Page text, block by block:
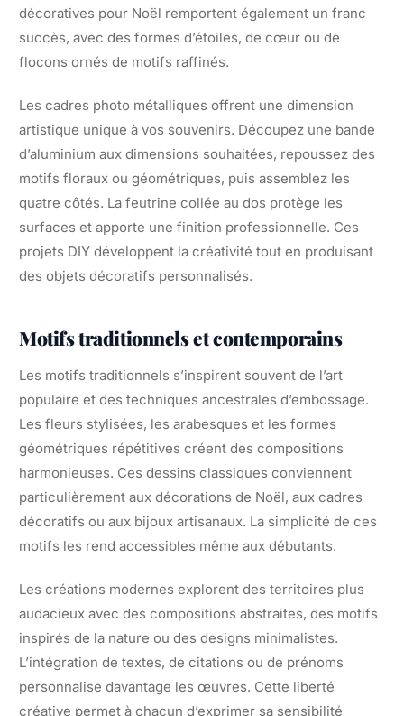
décoratives pour Noël remportent également un franc
succès, avec des formes d’étoiles, de cœur ou de
flocons ornés de motifs raffinés.
Les cadres photo métalliques offrent une dimension
artistique unique à vos souvenirs. Découpez une bande
d’aluminium aux dimensions souhaitées, repoussez des
motifs floraux ou géométriques, puis assemblez les
quatre côtés. La feutrine collée au dos protège les
surfaces et apporte une finition professionnelle. Ces
projets DIY développent la créativité tout en produisant
des objets décoratifs personnalisés.
Motifs traditionnels et contemporains
Les motifs traditionnels s’inspirent souvent de l’art
populaire et des techniques ancestrales d’embossage.
Les fleurs stylisées, les arabesques et les formes
géométriques répétitives créent des compositions
harmonieuses. Ces dessins classiques conviennent
particulièrement aux décorations de Noël, aux cadres
décoratifs ou aux bijoux artisanaux. La simplicité de ces
motifs les rend accessibles même aux débutants.
Les créations modernes explorent des territoires plus
audacieux avec des compositions abstraites, des motifs
inspirés de la nature ou des designs minimalistes.
L’intégration de textes, de citations ou de prénoms
personnalise davantage les œuvres. Cette liberté
créative permet à chacun d’exprimer sa sensibilité